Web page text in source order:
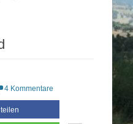
4 Kommentare
teilen